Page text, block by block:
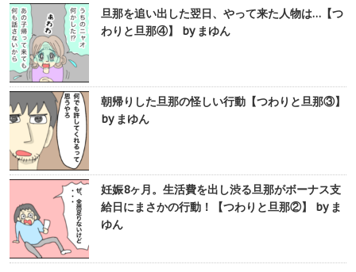
旦那を追い出した翌日、やって来た人物は…【つ
わりと旦那④】 by まゆん
朝帰りした旦那の怪しい行動【つわりと旦那③】
by まゆん
妊娠8ヶ月。生活費を出し渋る旦那がボーナス支
給日にまさかの行動！【つわりと旦那②】 by ま
ゆん